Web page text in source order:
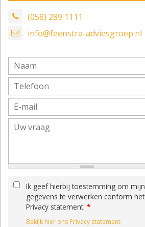
(058) 289 1111
info@feenstra-adviesgroep.nl
Ik geef hierbij toestemming om mijn
gegevens te verwerken conform het
Privacy statement. *
Bekijk hier ons Privacy statement